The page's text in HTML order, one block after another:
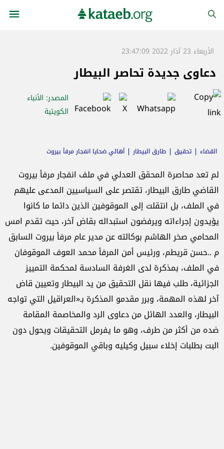
الأربعاء 23 آذار 2022 23:47:09
دعاوى جديدة تحاصر البيطار
المصدر: الأنباء
الكويتية
القضاء تحقيق طارق البيطار أهالي ضحايا انفجار مرفأ بيروت
لم تعد محاصرة المحقق العدلي في ملف انفجار مرفأ بيروت
القاضي طارق البيطار، تقتصر على السياسيين المدعى عليهم
في الملف، بل انتقلت إلى الموقوفين الذين دائما ما كانوا
يؤيدون إجراءاته ويرفضون استبداله بقاض آخر، حيث تقدم امس
المحامي صخر الهاشم بوكالته عن مدير عام مرفأ بيروت السابق
م ..حسن قريطم، ورئيس أمن المرفأ محمد العوف الموقوفان
في الملف، بمذكرة لدى الغرفة السادسة لمحكمة التمييز
الجزائية، طلب فيها نقل التحقيق من يد البيطار وتعيين قاض
آخر لهذه المهمة، وبرر مقدمو المذكرة بـ«العراقيل التي تواجه
البيطار، والعدد الهائل من دعاوى الرد والمخاصمة المقامة
ضده من أكثر من طرف، وهو ما يفرمل التحقيقات ويحول دون
البت بطلبات إخلاء سبيل وكيليه وباقي الموقوفين.